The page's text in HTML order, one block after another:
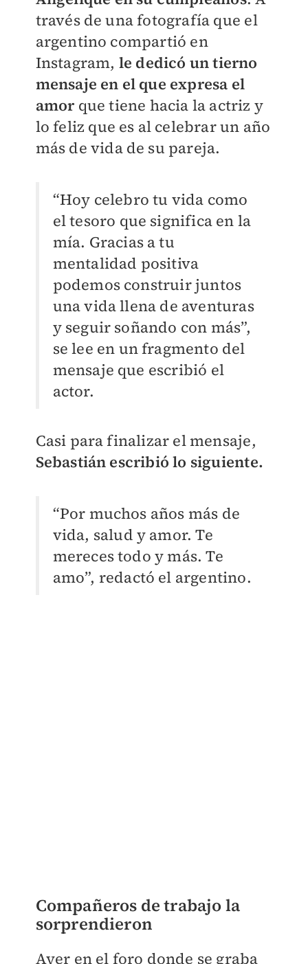
través de una fotografía que el
argentino compartió en
Instagram, le dedicó un tierno
mensaje en el que expresa el
amorque tiene hacia la actriz y
lo feliz que es al celebrar un año
más de vida de su pareja.
“Hoy celebro tu vida como
el tesoro que significa en la
mía. Gracias a tu
mentalidad positiva
podemos construir juntos
una vida llena de aventuras
y seguir soñando con más”,
se lee en un fragmento del
mensaje que escribió el
actor.
Casi para finalizar el mensaje,
Sebastián escribió lo siguiente.
“Por muchos años más de
vida, salud y amor. Te
mereces todo y más. Te
amo”, redactó el argentino.
Compañeros de trabajo la
sorprendieron
Ayer en el foro donde se graba